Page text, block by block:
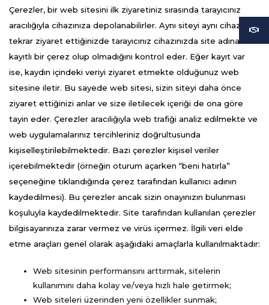
Çerezler, bir web sitesini ilk ziyaretiniz sırasında tarayıcınız
aracılığıyla cihazınıza depolanabilirler. Aynı siteyi aynı cihazla
tekrar ziyaret ettiğinizde tarayıcınız cihazınızda site adına
kayıtlı bir çerez olup olmadığını kontrol eder. Eğer kayıt var
ise, kaydın içindeki veriyi ziyaret etmekte olduğunuz web
sitesine iletir. Bu sayede web sitesi, sizin siteyi daha önce
ziyaret ettiğinizi anlar ve size iletilecek içeriği de ona göre
tayin eder. Çerezler aracılığıyla web trafiği analiz edilmekte ve
web uygulamalarınız tercihleriniz doğrultusunda
kişiselleştirilebilmektedir. Bazı çerezler kişisel veriler
içerebilmektedir (örneğin oturum açarken “beni hatırla”
seçeneğine tıklandığında çerez tarafından kullanıcı adının
kaydedilmesi). Bu çerezler ancak sizin onayınızın bulunması
koşuluyla kaydedilmektedir. Site tarafından kullanılan çerezler
bilgisayarınıza zarar vermez ve virüs içermez. İlgili veri elde
etme araçları genel olarak aşağıdaki amaçlarla kullanılmaktadır:
Web sitesinin performansını arttırmak, sitelerin
kullanımını daha kolay ve/veya hızlı hale getirmek;
Web siteleri üzerinden yeni özellikler sunmak;